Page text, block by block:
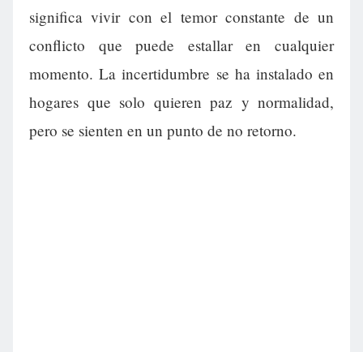
significa vivir con el temor constante de un
conflicto que puede estallar en cualquier
momento. La incertidumbre se ha instalado en
hogares que solo quieren paz y normalidad,
pero se sienten en un punto de no retorno.